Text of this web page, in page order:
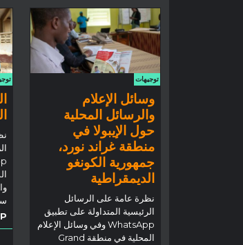
توجيهات
وسائل الإعلام
والرسائل المحلية
حول الإيبولا في
منطقة غراند نورد،
جمهورية الكونغو
الديمقراطية
نظرة عامة على الرسائل
الرئيسية المتداولة على تطبيق
WhatsApp وفي وسائل الإعلام
المحلية في منطقة Grand